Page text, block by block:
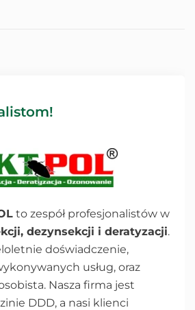
to zespół profesjonalistów w
dezynsekcji i deratyzacji.
doświadczenie,
usług, oraz
Nasza firma jest
DDD, a nasi klienci